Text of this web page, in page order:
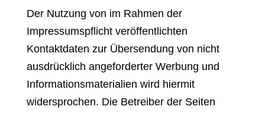
Der Nutzung von im Rahmen der
Impressumspflicht veröffentlichten
Kontaktdaten zur Übersendung von nicht
ausdrücklich angeforderter Werbung und
Informationsmaterialien wird hiermit
widersprochen. Die Betreiber der Seiten